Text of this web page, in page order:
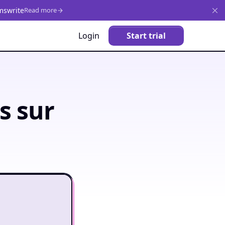
Read more
Login Start trial
sur